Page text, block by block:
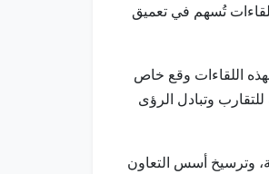
تُسهم في تعميق
مجموعة من القيادات النسائية الملهمة من مختلف أنحاء العالم، على هامش أعمال القمة العالمية للحكومات 2026. ولهذه اللقاءات وقع خاص
وتبادل الرؤى
وترسيخ أسس التعاون